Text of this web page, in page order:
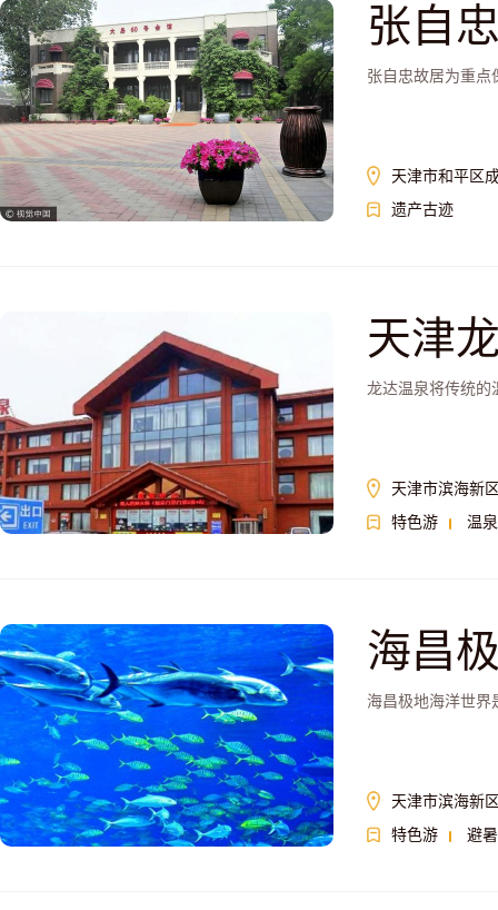
张自
张自忠故居为重点
天津市和平区
遗产古迹
天津
龙达温泉将传统的
天津市滨海新
特色游
温泉
海昌
海昌极地海洋世界
天津市滨海新
特色游
避暑